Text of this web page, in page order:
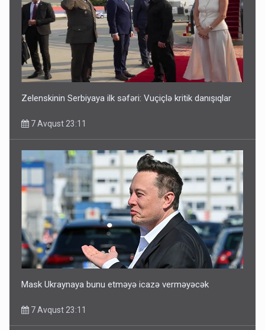
Media və Yayım Şurasına əlavə hüquq və vəzifələr verilib
7 Avqust 13:24
Zelenskinin Serbiyaya ilk səfəri: Vuçiçlə kritik danışıqlar
7 Avqust 23:11
Mask Ukraynaya bunu etməyə icazə verməyəcək
7 Avqust 23:11